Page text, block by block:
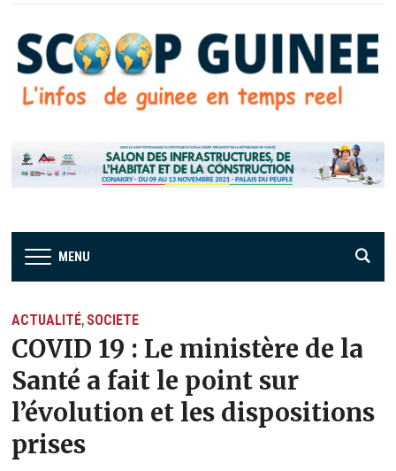
MENU
ACTUALITÉ, SOCIETE
COVID 19 : Le ministère de la
Santé a fait le point sur
l’évolution et les dispositions
prises